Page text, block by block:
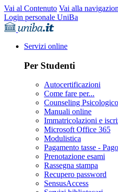
Vai al Contenuto Vai alla
Login personale UniBa
Servizi online
Per Studenti
Autocertificazioni
Come fare per...
Counseling
Manuali online
Immatricolazioni e
Microsoft Office 365
Modulistica
Pagamento tasse -
Prenotazione esami
Rassegna stampa
Recupero password
SensusAccess